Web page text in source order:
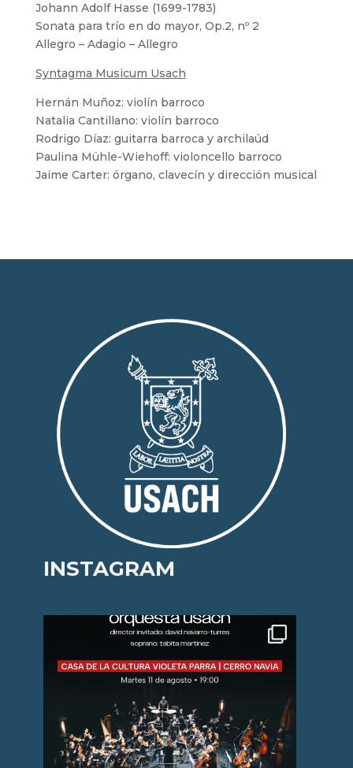
Johann Adolf Hasse (1699-1783)
Sonata para trío en do mayor, Op.2, nº 2
Allegro – Adagio – Allegro
Syntagma Musicum Usach
Hernán Muñoz: violín barroco
Natalia Cantillano: violín barroco
Rodrigo Díaz: guitarra barroca y archilaúd
Paulina Mühle-Wiehoff: violoncello barroco
Jaime Carter: órgano, clavecín y dirección musical
INSTAGRAM